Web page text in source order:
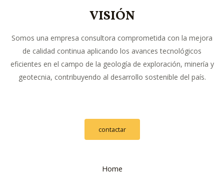
VISIÓN
Somos una empresa consultora comprometida con la mejora
de calidad continua aplicando los avances tecnológicos
eficientes en el campo de la geología de exploración, minería y
geotecnia, contribuyendo al desarrollo sostenible del país.
contactar
Home